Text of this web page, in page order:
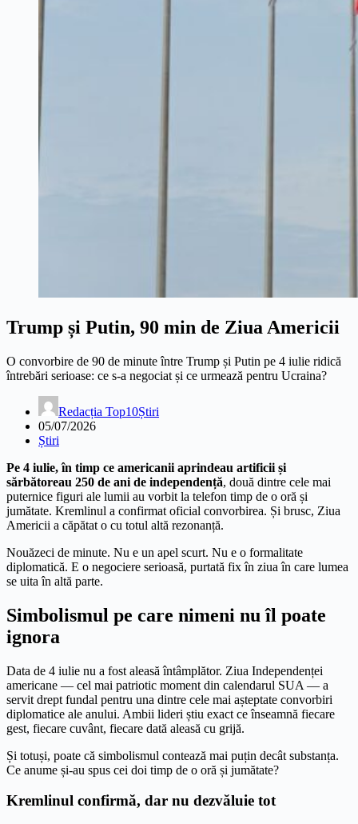
Trump și Putin, 90 min de Ziua Americii
O convorbire de 90 de minute între Trump și Putin pe 4 iulie ridică
întrebări serioase: ce s-a negociat și ce urmează pentru Ucraina?
Redacția Top10Știri
05/07/2026
Știri
Pe 4 iulie, în timp ce americanii aprindeau artificii și
sărbătoreau 250 de ani de independență, două dintre cele mai
puternice figuri ale lumii au vorbit la telefon timp de o oră și
jumătate. Kremlinul a confirmat oficial convorbirea. Și brusc, Ziua
Americii a căpătat o cu totul altă rezonanță.
Nouăzeci de minute. Nu e un apel scurt. Nu e o formalitate
diplomatică. E o negociere serioasă, purtată fix în ziua în care lumea
se uita în altă parte.
Simbolismul pe care nimeni nu îl poate
ignora
Data de 4 iulie nu a fost aleasă întâmplător. Ziua Independenței
americane — cel mai patriotic moment din calendarul SUA — a
servit drept fundal pentru una dintre cele mai așteptate convorbiri
diplomatice ale anului. Ambii lideri știu exact ce înseamnă fiecare
gest, fiecare cuvânt, fiecare dată aleasă cu grijă.
Și totuși, poate că simbolismul contează mai puțin decât substanța.
Ce anume și-au spus cei doi timp de o oră și jumătate?
Kremlinul confirmă, dar nu dezvăluie tot